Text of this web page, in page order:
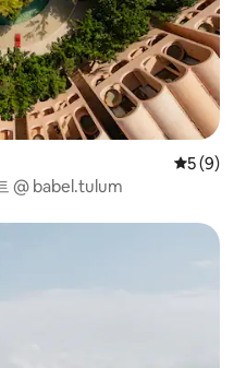
평점 5점
5 (9)
@ babel.tulum